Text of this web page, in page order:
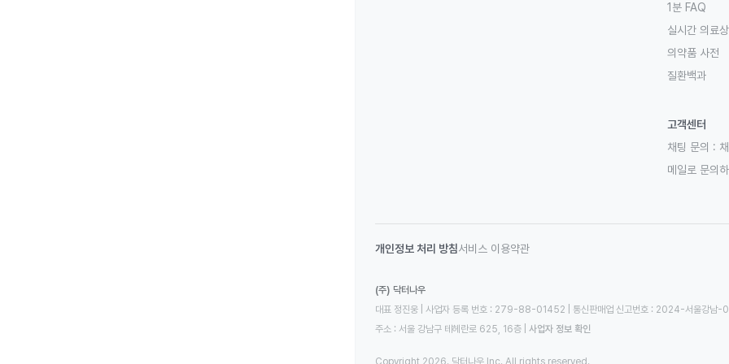
1분 FAQ
실시간 의료
의약품 사전
질환백과
고객센터
채팅 문의 :
메일로 문의하
개인정보 처리 방침서비스 이용약관
(주) 닥터나우
대표 정진웅 | 사업자 등록 번호 : 279-88-01452 | 통신판매업 신고번호 : 2024-서울강남
주소 : 서울 강남구 테헤란로 625, 16층
사업자 정보 확인
Copyright 2026. 닥터나우 Inc. All rights reserved.